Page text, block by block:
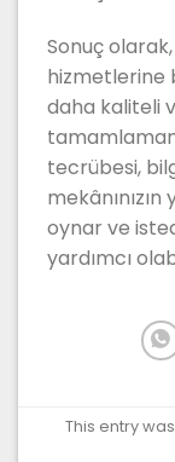
Sonuç
hizmetlerine
daha kaliteli
tecrübesi,
oynar ve
yardımcı
This entry